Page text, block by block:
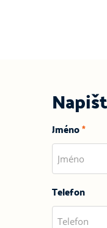
Jméno*
Telefon